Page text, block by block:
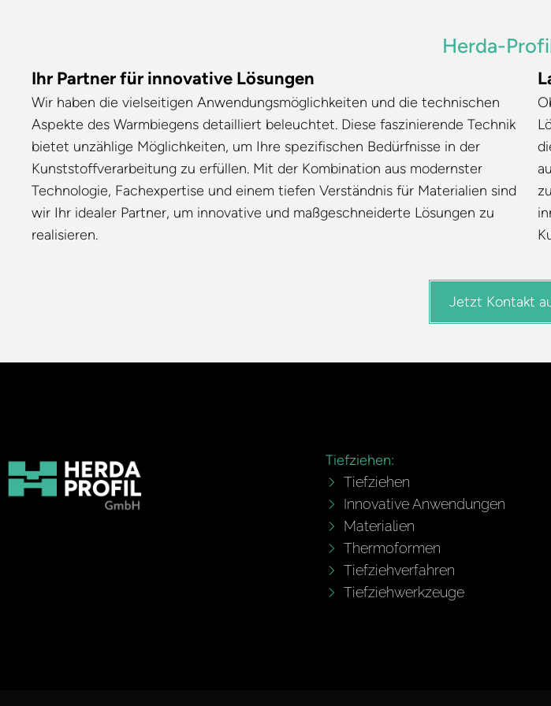
Herda-
Ihr Partner für innovative Lösungen
Wir haben die vielseitigen Anwendungsmöglichkeiten und die technischen
Aspekte des Warmbiegens detailliert beleuchtet. Diese faszinierende Technik
bietet unzählige Möglichkeiten, um Ihre spezifischen Bedürfnisse in der
Kunststoffverarbeitung zu erfüllen. Mit der Kombination aus modernster
Technologie, Fachexpertise und einem tiefen Verständnis für Materialien sind
wir Ihr idealer Partner, um innovative und maßgeschneiderte Lösungen zu
realisieren.
Jetzt Kontakt
Tiefziehen:
Tiefziehen
Innovative Anwendungen
Materialien
Thermoformen
Tiefziehverfahren
Tiefziehwerkzeuge